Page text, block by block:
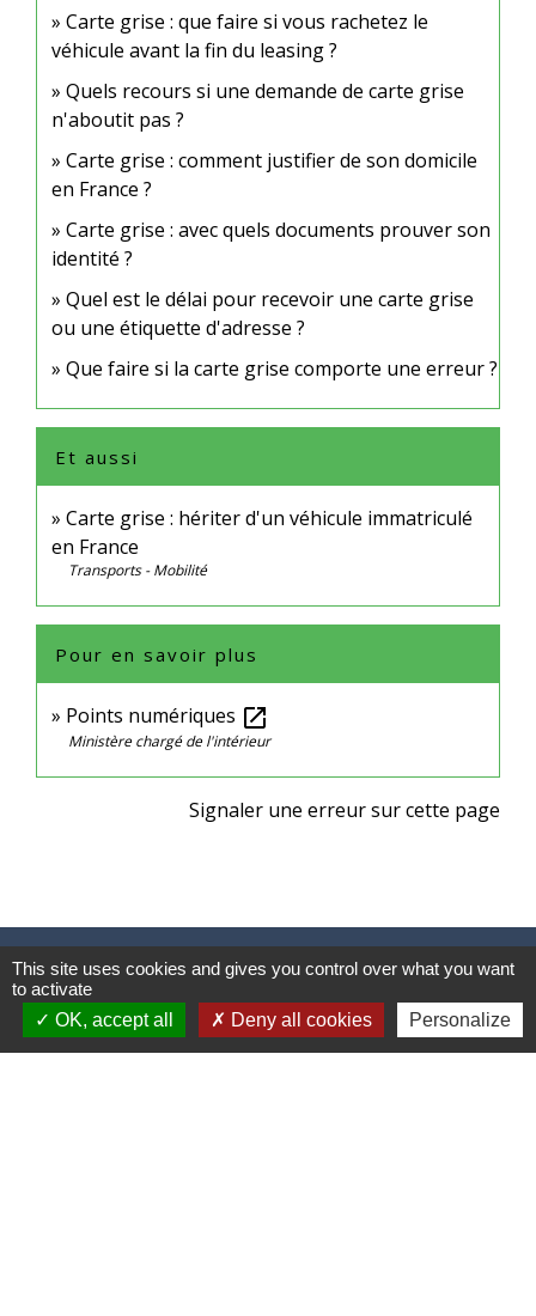
Carte grise : que faire si vous rachetez le
véhicule avant la fin du leasing ?
Quels recours si une demande de carte grise
n'aboutit pas ?
Carte grise : comment justifier de son domicile
en France ?
Carte grise : avec quels documents prouver son
identité ?
Quel est le délai pour recevoir une carte grise
ou une étiquette d'adresse ?
Que faire si la carte grise comporte une erreur ?
Et aussi
Carte grise : hériter d'un véhicule immatriculé
en France
Transports - Mobilité
Pour en savoir plus
Points numériques open_in_new
Ministère chargé de l'intérieur
Signaler une erreur sur cette page
Mairie, horaires et contact
Commune de Beauchamps
1, rue de la Mairie
80770 Beauchamps - FRANCE
This site uses cookies and gives you control over what you want
to activate
OK, accept all
Deny all cookies Personalize